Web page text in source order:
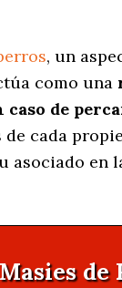
, un
como una
de
de cada
asociado en
de